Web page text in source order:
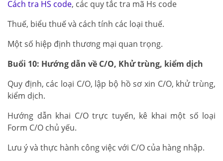
Cách tra HS code, các quy tắc tra mã Hs code
Thuế, biểu thuế và cách tính các loại thuế.
Một số hiệp định thương mại quan trọng.
Buổi 10: Hướng dẫn về C/O, Khử trùng, kiểm dịch
Quy định, các loại C/O, lập bộ hồ sơ xin C/O, khử trùng,
kiểm dịch.
Hướng dẫn khai C/O trực tuyến, kê khai một số loại
Form C/O chủ yếu.
Lưu ý và thực hành công việc với C/O của hàng nhập.